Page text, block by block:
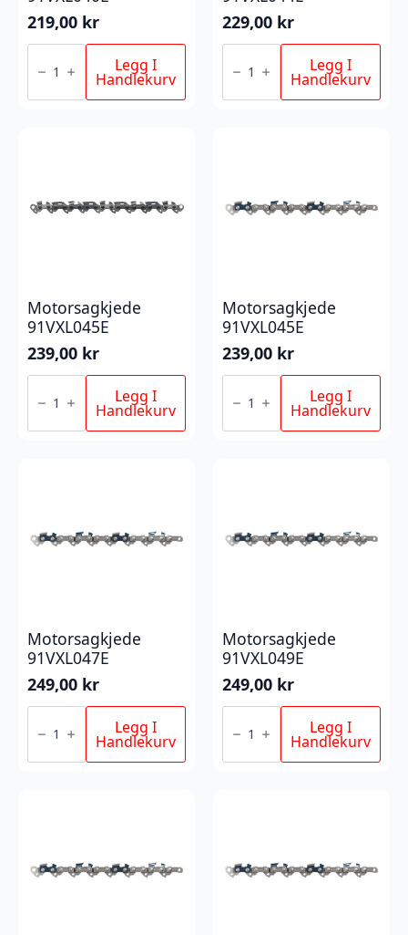
219,00 kr
Motorsagkjede
antall Legg I
Handlekurv
229,00 kr
Motorsagkjede
antall Legg I
Handlekurv
Motorsagkjede
91VXL045E
239,00 kr
Motorsagkjede
antall Legg I
Handlekurv
Motorsagkjede
91VXL045E
239,00 kr
Motorsagkjede
antall Legg I
Handlekurv
Motorsagkjede
91VXL047E
249,00 kr
Motorsagkjede
antall Legg I
Handlekurv
Motorsagkjede
91VXL049E
249,00 kr
Motorsagkjede
antall Legg I
Handlekurv